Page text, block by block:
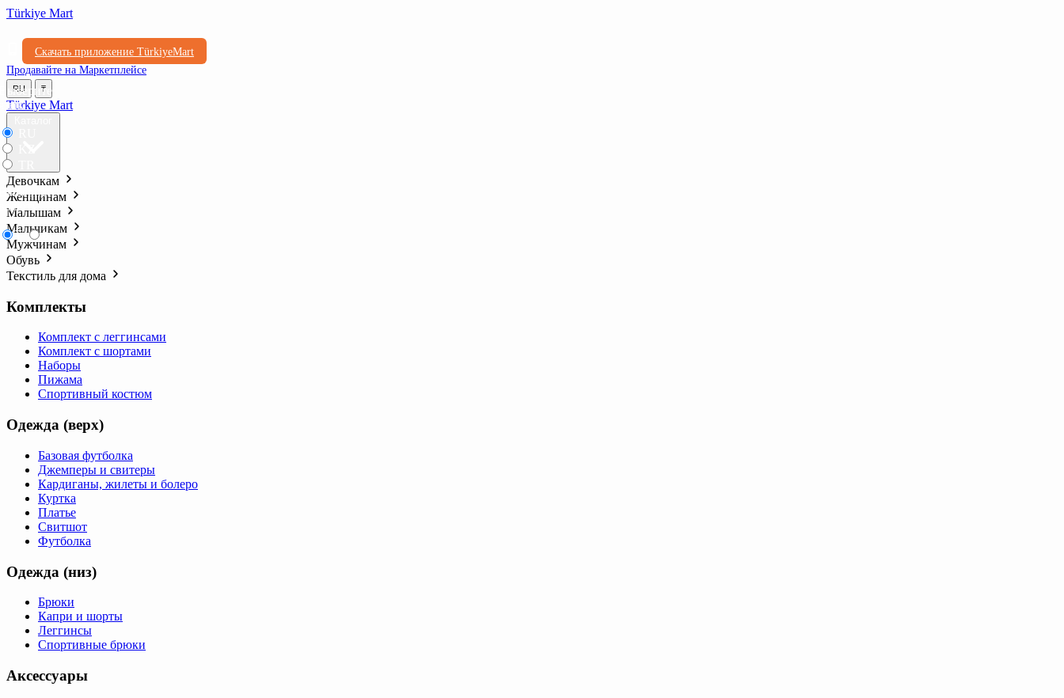
Türkiye Mart
Скачать приложение TürkiyeMart
Продавайте на Маркетплейсе
RU ₸
₸ ₺l
Türkiye Mart
Девочкам
Женщинам
Малышам
Мальчикам
Мужчинам
Обувь
Текстиль для дома
Комплекты
Комплект с леггинсами
Комплект с шортами
Наборы
Пижама
Спортивный костюм
Одежда (верх)
Базовая футболка
Джемперы и свитеры
Кардиганы, жилеты и болеро
Куртка
Платье
Свитшот
Футболка
Одежда (низ)
Брюки
Капри и шорты
Леггинсы
Спортивные брюки
Аксессуары